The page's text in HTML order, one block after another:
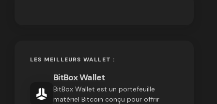
LES MEILLEURS WALLET :
BitBox Wallet
BitBox Wallet est un portefeuille
matériel Bitcoin conçu pour offrir